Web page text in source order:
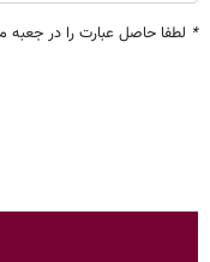
* لطفا حاصل عبارت را در جعبه